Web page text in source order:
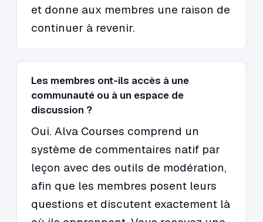
et donne aux membres une raison de
continuer à revenir.
Les membres ont-ils accès à une
communauté ou à un espace de
discussion ?
Oui. Alva Courses comprend un
système de commentaires natif par
leçon avec des outils de modération,
afin que les membres posent leurs
questions et discutent exactement là